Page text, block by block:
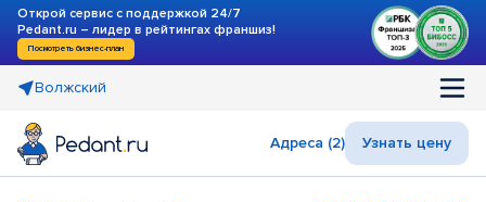
Открой сервис с поддержкой 24/7
Pedant.ru – лидер в рейтингах франшиз!
Посмотреть бизнес-план
Волжский
Адреса (2) Узнать цену